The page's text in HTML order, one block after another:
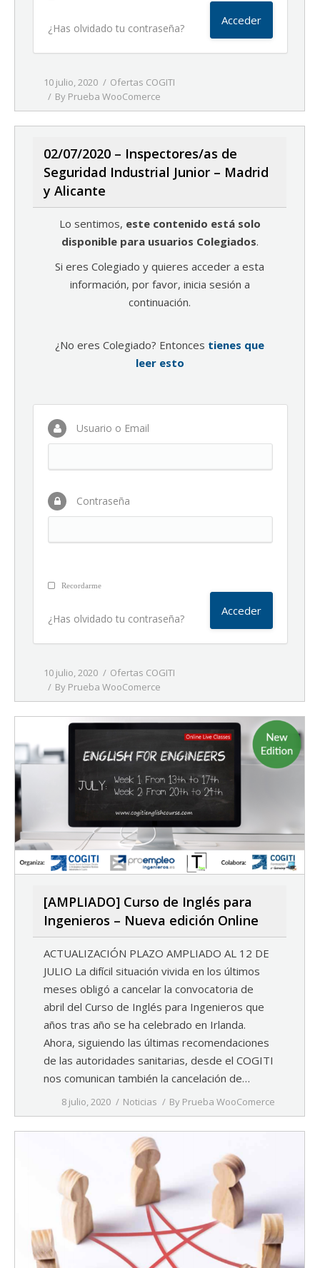
¿Has olvidado tu contraseña?
10 julio, 2020
Ofertas COGITI
By Prueba WooComerce
02/07/2020 – Inspectores/as de
Seguridad Industrial Junior – Madrid
y Alicante
Lo sentimos, este contenido está solo
disponible para usuarios Colegiados.
Si eres Colegiado y quieres acceder a esta
información, por favor, inicia sesión a
continuación.
¿No eres Colegiado? Entonces tienes que
leer esto
Usuario o Email
Contraseña
Recordarme
¿Has olvidado tu contraseña?
10 julio, 2020
Ofertas COGITI
By Prueba WooComerce
[AMPLIADO] Curso de Inglés para
Ingenieros – Nueva edición Online
ACTUALIZACIÓN PLAZO AMPLIADO AL 12 DE
JULIO La difícil situación vivida en los últimos
meses obligó a cancelar la convocatoria de
abril del Curso de Inglés para Ingenieros que
años tras año se ha celebrado en Irlanda.
Ahora, siguiendo las últimas recomendaciones
de las autoridades sanitarias, desde el COGITI
nos comunican también la cancelación de…
8 julio, 2020 Noticias By Prueba WooComerce